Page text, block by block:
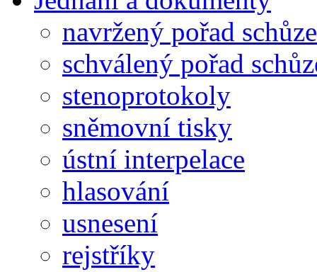
navržený pořad schůze
schválený pořad
stenoprotokoly
sněmovní tisky
ústní interpelace
hlasování
usnesení
rejstříky